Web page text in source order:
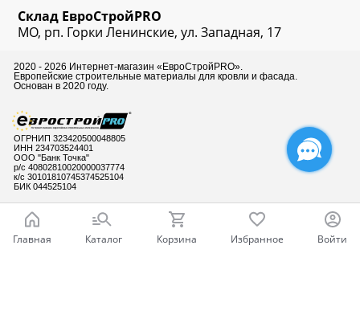
Склад ЕвроСтройPRO
МО, рп. Горки Ленинские, ул. Западная, 17
2020 - 2026 Интернет-магазин «ЕвроСтройPRO».
Европейские строительные материалы для кровли и фасада.
Основан в 2020 году.
ОГРНИП 323420500048805
ИНН 234703524401
ООО "Банк Точка"
р/с 40802810020000037774
к/с 30101810745374525104
БИК 044525104
Главная Каталог Корзина Избранное Войти